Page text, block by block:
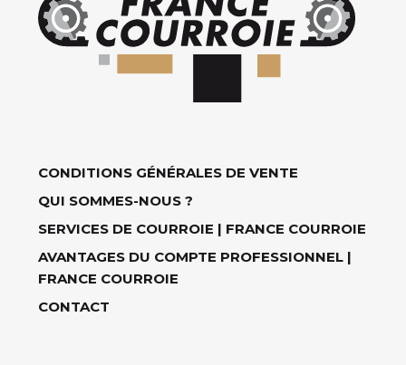
CONDITIONS GÉNÉRALES DE VENTE
QUI SOMMES-NOUS ?
SERVICES DE COURROIE | FRANCE COURROIE
AVANTAGES DU COMPTE PROFESSIONNEL |
FRANCE COURROIE
CONTACT